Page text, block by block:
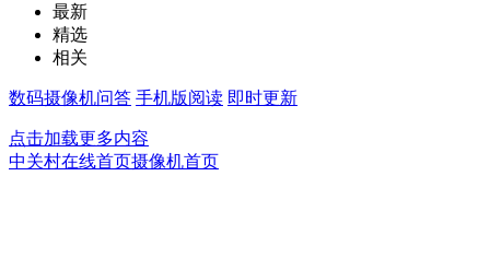
最新
精选
相关
数码摄像机问答 手机版阅读 即时更新
点击加载更多内容
中关村在线首页摄像机首页